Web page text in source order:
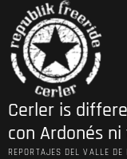
contenido
Cerler is
con Ardonés
REPORTAJES DEL VALLE DE